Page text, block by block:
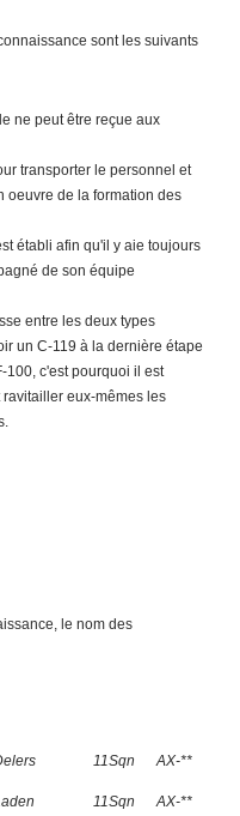
sont les suivants
ne peut être reçue aux
transporter le personnel et
oeuvre de la formation des
établi afin qu'il y aie toujours
de son équipe
entre les deux types
un C-119 à la dernière étape
100, c'est pourquoi il est
eux-mêmes les
le nom des
11Sqn AX-**
11Sqn AX-**